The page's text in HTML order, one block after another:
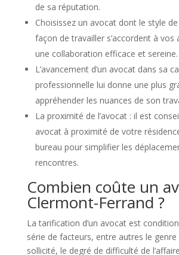
de sa réputation.
Choisissez un avocat dont le style
façon de travailler s’accordent à
une collaboration efficace et sereine.
L’avancement d’un avocat dans sa
professionnelle lui donne une plus
appréhender les nuances de son
La proximité de l’avocat : il est
avocat à proximité de votre
bureau pour simplifier les
rencontres.
Combien coûte un
Clermont-Ferrand ?
La tarification d’un avocat est
série de facteurs, entre autres le genre
sollicité, le degré de difficulté de